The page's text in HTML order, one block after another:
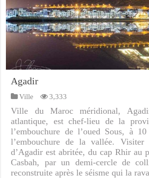
Agadir
Ville 3,333
Ville du Maroc méridional,
atlantique, est chef-lieu de la
l’embouchure de l’oued Sous, à
l’embouchure de la vallée.
d’Agadir est abritée, du cap Rhir au
Casbah, par un demi-cercle de
reconstruite après le séisme qui la